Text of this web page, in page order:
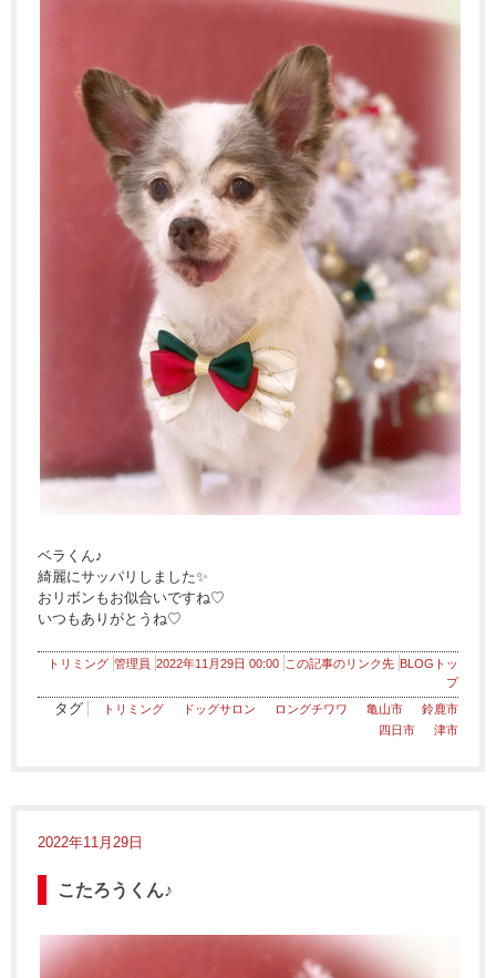
ベラくん♪
綺麗にサッパリしました✨
おリボンもお似合いですね♡
いつもありがとうね♡
トリミング 管理員 2022年11月29日 00:00 この記事のリンク先 BLOGトッ
プ
タグ トリミング ドッグサロン ロングチワワ 亀山市
鈴鹿市
四日市
津市
2022年11月29日
こたろうくん♪